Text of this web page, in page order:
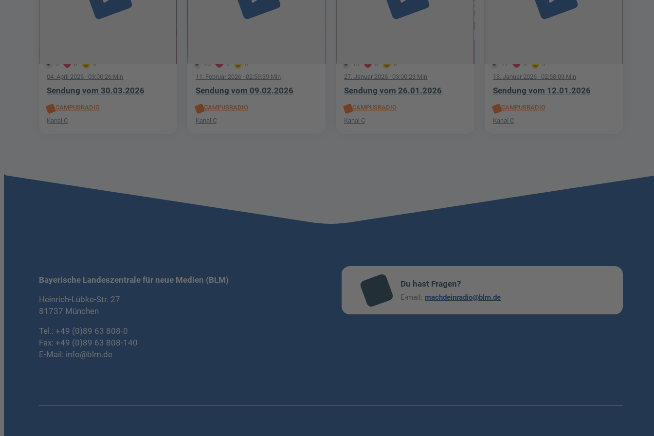
8 0 0
04. April 2026 · 03:00:26 Min
Sendung vom 30.03.2026
CAMPUSRADIO
Kanal C
20 0 0
11. Februar 2026· 02:59:39 Min
Sendung vom 09.02.2026
CAMPUSRADIO
Kanal C
10 0 0
27. Januar 2026 · 03:00:23 Min
Sendung vom 26.01.2026
CAMPUSRADIO
Kanal C
11 0 0
13. Januar 2026· 02:58:09 Min
Sendung vom 12.01.2026
CAMPUSRADIO
Kanal C
Bayerische Landeszentrale für neue Medien (BLM)
Heinrich-Lübke-Str. 27
81737 München
Tel.: +49 (0)89 63 808-0
Fax: +49 (0)89 63 808-140
E-Mail: info@blm.de
mai
l
Du hast Fragen?
E-mail: machdeinradio@blm.de